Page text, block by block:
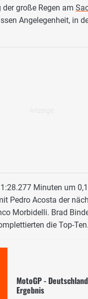
große Regen am
Angelegenheit, in
Minuten um
Pedro Acosta der
Morbidelli. Brad
die Top-Ten.
MotoGP -
Ergebnis